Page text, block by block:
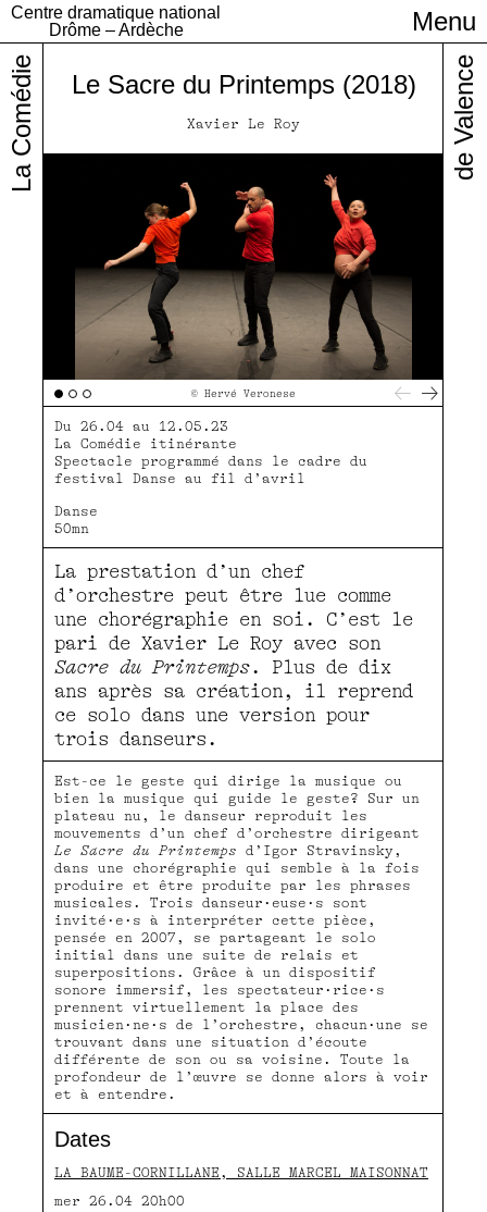
Centre dramatique national
Drôme – Ardèche
Menu
Infos pratiques
Le Sacre du Printemps (2018)
Xavier Le Roy
© Hervé Veronese
Du 26.04 au 12.05.23
La Comédie itinérante
Spectacle programmé dans le cadre du
festival Danse au fil d’avril
Danse
50mn
La prestation d’un chef
d’orchestre peut être lue comme
une chorégraphie en soi. C’est le
pari de Xavier Le Roy avec son
Sacre du Printemps. Plus de dix
ans après sa création, il reprend
ce solo dans une version pour
trois danseurs.
Est-ce le geste qui dirige la musique ou
bien la musique qui guide le geste? Sur un
plateau nu, le danseur reproduit les
mouvements d’un chef d’orchestre dirigeant
Le Sacre du Printemps d’Igor Stravinsky,
dans une chorégraphie qui semble à la fois
produire et être produite par les phrases
musicales. Trois danseur·euse·s sont
invité·e·s à interpréter cette pièce,
pensée en 2007, se partageant le solo
initial dans une suite de relais et
superpositions. Grâce à un dispositif
sonore immersif, les spectateur·rice·s
prennent virtuellement la place des
musicien·ne·s de l’orchestre, chacun·une se
trouvant dans une situation d’écoute
différente de son ou sa voisine. Toute la
profondeur de l’œuvre se donne alors à voir
et à entendre.
Dates
LA BAUME-CORNILLANE, SALLE MARCEL MAISONNAT
mer 26.04 20h00
La Comédie de Valence